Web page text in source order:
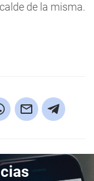
de la misma.